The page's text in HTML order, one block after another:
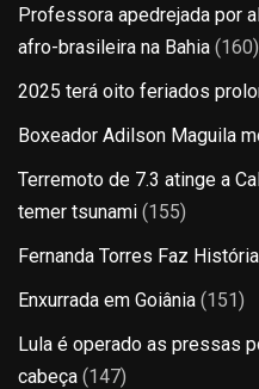
Professora apedrejada por
afro-brasileira na Bahia (160)
2025 terá oito feriados
Boxeador Adilson Maguila
Terremoto de 7.3 atinge a
temer tsunami (155)
Fernanda Torres Faz
Enxurrada em Goiânia (151)
Lula é operado as pressas
cabeça (147)